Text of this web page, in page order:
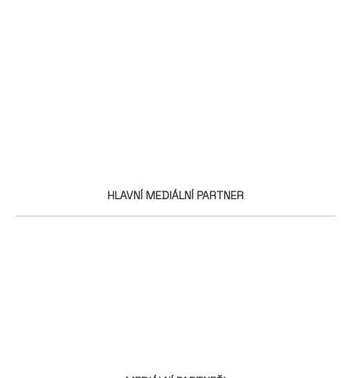
HLAVNÍ MEDIÁLNÍ PARTNER